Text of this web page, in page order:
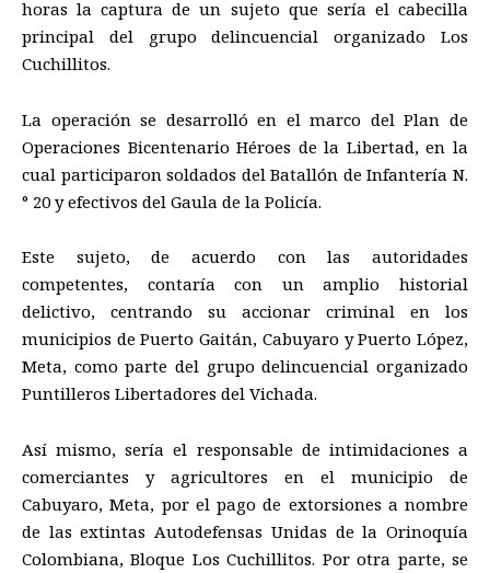
horas la captura de un sujeto que sería el cabecilla
principal del grupo delincuencial organizado Los
Cuchillitos.
La operación se desarrolló en el marco del Plan de
Operaciones Bicentenario Héroes de la Libertad, en la
cual participaron soldados del Batallón de Infantería N.
° 20 y efectivos del Gaula de la Policía.
Este sujeto, de acuerdo con las autoridades
competentes, contaría con un amplio historial
delictivo, centrando su accionar criminal en los
municipios de Puerto Gaitán, Cabuyaro y Puerto López,
Meta, como parte del grupo delincuencial organizado
Puntilleros Libertadores del Vichada.
Así mismo, sería el responsable de intimidaciones a
comerciantes y agricultores en el municipio de
Cabuyaro, Meta, por el pago de extorsiones a nombre
de las extintas Autodefensas Unidas de la Orinoquía
Colombiana, Bloque Los Cuchillitos. Por otra parte, se